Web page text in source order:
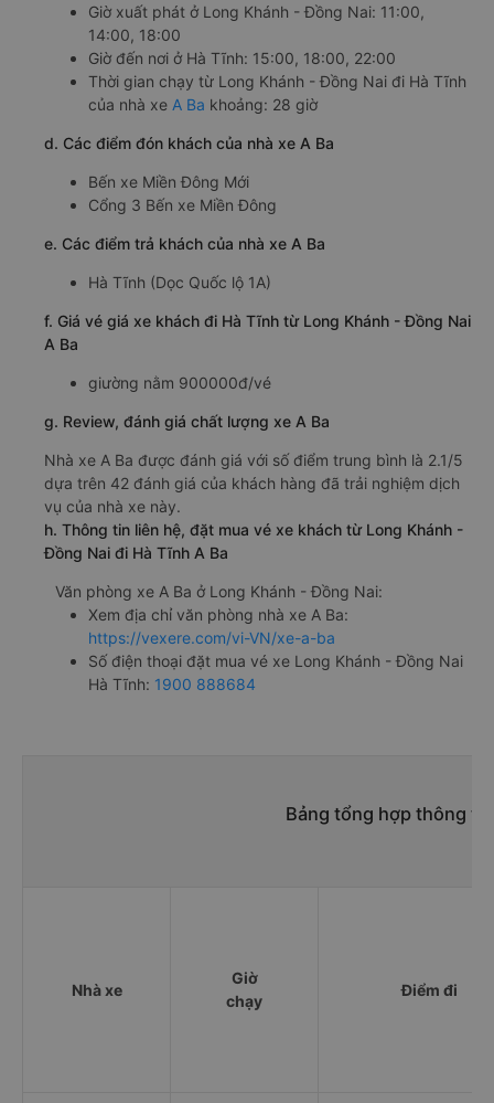
Giờ xuất phát ở Long Khánh - Đồng Nai: 11:00,
14:00, 18:00
Giờ đến nơi ở Hà Tĩnh: 15:00, 18:00, 22:00
Thời gian chạy từ Long Khánh - Đồng Nai đi Hà Tĩnh
của nhà xe A Ba khoảng: 28 giờ
d. Các điểm đón khách của nhà xe A Ba
Bến xe Miền Đông Mới
Cổng 3 Bến xe Miền Đông
e. Các điểm trả khách của nhà xe A Ba
Hà Tĩnh (Dọc Quốc lộ 1A)
f. Giá vé giá xe khách đi Hà Tĩnh từ Long Khánh - Đồng Nai
A Ba
giường nằm 900000đ/vé
g. Review, đánh giá chất lượng xe A Ba
Nhà xe A Ba được đánh giá với số điểm trung bình là 2.1/5
dựa trên 42 đánh giá của khách hàng đã trải nghiệm dịch
vụ của nhà xe này.
h. Thông tin liên hệ, đặt mua vé xe khách từ Long Khánh -
Đồng Nai đi Hà Tĩnh A Ba
Văn phòng xe A Ba ở Long Khánh - Đồng Nai:
Xem địa chỉ văn phòng nhà xe A Ba:
https://vexere.com/vi-VN/xe-a-ba
Số điện thoại đặt mua vé xe Long Khánh - Đồng Nai
Hà Tĩnh: 1900 888684
Bảng tổng hợp thông
Nhà xe
Giờ
chạy
Điểm đi